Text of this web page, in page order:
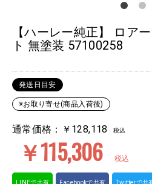
【ハーレー純正】 ロア
ト 無塗装 57100258
発送日目安
※お取り寄せ(商品入荷後)
通常価格：￥128,118 税込
￥115,306 税込
LINEで共有 Facebookで共有 Twitterで共